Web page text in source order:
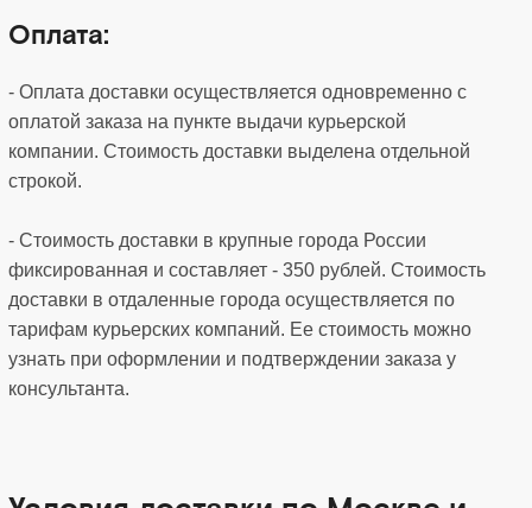
Оплата:
- Оплата доставки осуществляется одновременно с
оплатой заказа на пункте выдачи курьерской
компании. Стоимость доставки выделена отдельной
строкой.
- Стоимость доставки в крупные города России
фиксированная и составляет - 350 рублей. Стоимость
доставки в отдаленные города осуществляется по
тарифам курьерских компаний. Ее стоимость можно
узнать при оформлении и подтверждении заказа у
консультанта.